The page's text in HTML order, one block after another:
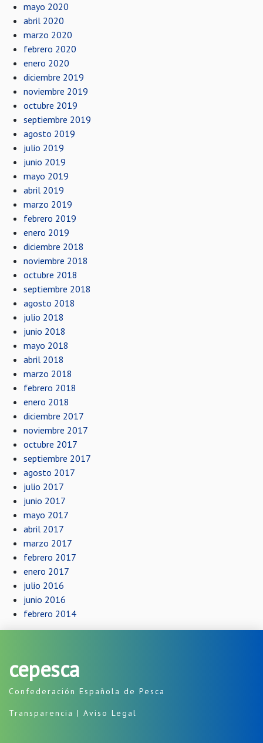
mayo 2020
abril 2020
marzo 2020
febrero 2020
enero 2020
diciembre 2019
noviembre 2019
octubre 2019
septiembre 2019
agosto 2019
julio 2019
junio 2019
mayo 2019
abril 2019
marzo 2019
febrero 2019
enero 2019
diciembre 2018
noviembre 2018
octubre 2018
septiembre 2018
agosto 2018
julio 2018
junio 2018
mayo 2018
abril 2018
marzo 2018
febrero 2018
enero 2018
diciembre 2017
noviembre 2017
octubre 2017
septiembre 2017
agosto 2017
julio 2017
junio 2017
mayo 2017
abril 2017
marzo 2017
febrero 2017
enero 2017
julio 2016
junio 2016
febrero 2014
cepesca
Confederación Española de Pesca
Transparencia | Aviso Legal